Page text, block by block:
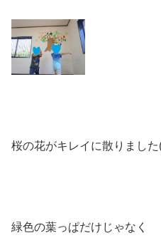
桜の花がキレイに散りまし
緑色の葉っぱだけじゃなく